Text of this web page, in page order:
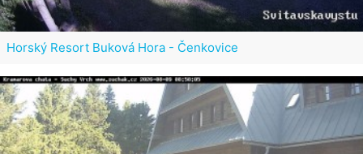
Horský Resort Buková Hora - Čenkovice